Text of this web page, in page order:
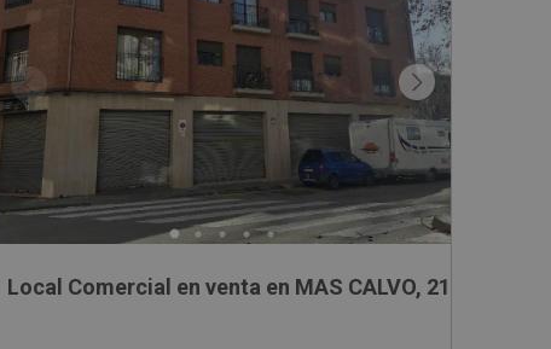
Local Comercial en venta en MAS CALVO, 21